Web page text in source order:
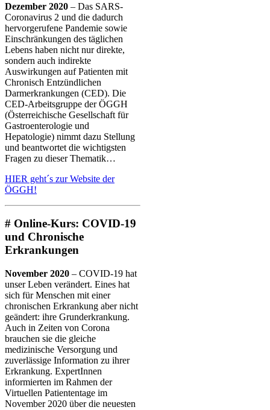
Dezember 2020 – Das SARS-
Coronavirus 2 und die dadurch
hervorgerufene Pandemie sowie
Einschränkungen des täglichen
Lebens haben nicht nur direkte,
sondern auch indirekte
Auswirkungen auf Patienten mit
Chronisch Entzündlichen
Darmerkrankungen (CED). Die
CED-Arbeitsgruppe der ÖGGH
(Österreichische Gesellschaft für
Gastroenterologie und
Hepatologie) nimmt dazu Stellung
und beantwortet die wichtigsten
Fragen zu dieser Thematik…
HIER geht´s zur Website der
ÖGGH!
# Online-Kurs: COVID-19
und Chronische
Erkrankungen
November 2020 – COVID-19 hat
unser Leben verändert. Eines hat
sich für Menschen mit einer
chronischen Erkrankung aber nicht
geändert: ihre Grunderkrankung.
Auch in Zeiten von Corona
brauchen sie die gleiche
medizinische Versorgung und
zuverlässige Information zu ihrer
Erkrankung. ExpertInnen
informierten im Rahmen der
Virtuellen Patiententage im
November 2020 über die neuesten